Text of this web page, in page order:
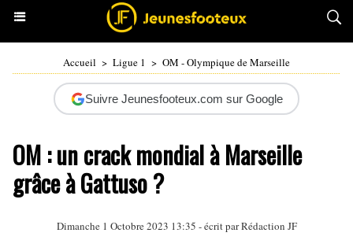
Accueil > Ligue 1 > OM - Olympique de Marseille
Suivre Jeunesfooteux.com sur Google
OM : un crack mondial à Marseille
grâce à Gattuso ?
Dimanche 1 Octobre 2023 13:35 - écrit par Rédaction JF